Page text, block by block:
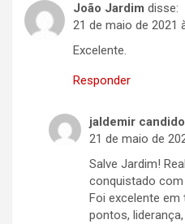
João Jardim disse:
21 de maio de 2021
Excelente.
Responder
jaldemir
21 de maio de
Salve Jardim!
conquistado com
Foi excelente
pontos,